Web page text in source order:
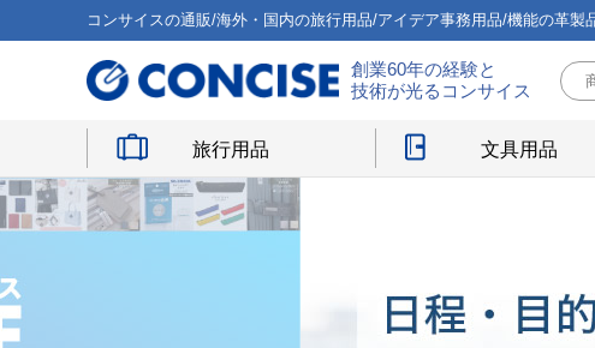
コンサイスの通販/海外・国内の旅行用品/アイデア事務用品/機能の革製
創業60年の経験と
技術が光るコンサイス
旅行用品 文具用品